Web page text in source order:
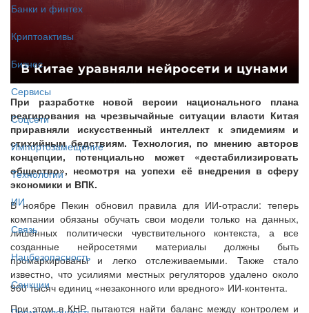
Банки и финтех
Криптоактивы
Бизнес
Сервисы
Соцсети
Импортозамещение
Технологии
ИИ
Связь
Нацбезопасность
Санкции
При разработке новой версии национального плана
реагирования на чрезвычайные ситуации власти Китая
приравняли искусственный интеллект к эпидемиям и
стихийным бедствиям. Технология, по мнению авторов
концепции, потенциально может «дестабилизировать
общество», несмотря на успехи её внедрения в сферу
экономики и ВПК.
В ноябре Пекин обновил правила для ИИ-отрасли: теперь
компании обязаны обучать свои модели только на данных,
лишённых политически чувствительного контекста, а все
созданные нейросетями материалы должны быть
промаркированы и легко отслеживаемыми. Также стало
известно, что усилиями местных регуляторов удалено около
960 тысяч единиц «незаконного или вредного» ИИ-контента.
При этом в КНР пытаются найти баланс между контролем и